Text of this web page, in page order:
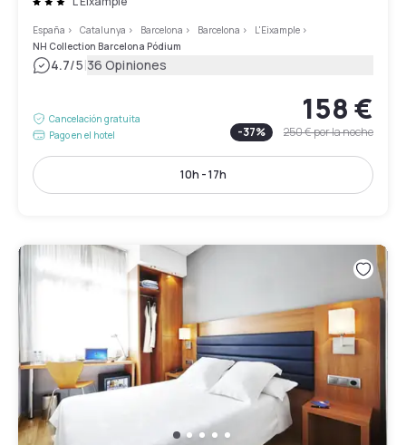
España > Catalunya > Barcelona > Barcelona > L'Eixample >
NH Collection Barcelona Pódium
4.7/5|36 Opiniones
Cancelación gratuita
Pago en el hotel
158 €
-37% 250 €por la noche
10h - 17h